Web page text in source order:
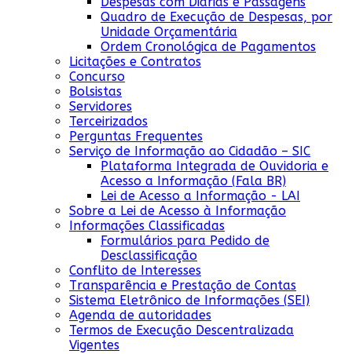
Quadro de Execução de Despesas, por
Unidade Orçamentária
Ordem Cronológica de Pagamentos
Licitações e Contratos
Concurso
Bolsistas
Servidores
Terceirizados
Perguntas Frequentes
Serviço de Informação ao Cidadão – SIC
Plataforma Integrada de Ouvidoria e
Acesso a Informação (Fala BR)
Lei de Acesso a Informação - LAI
Sobre a Lei de Acesso à Informação
Informações Classificadas
Formulários para Pedido de
Desclassificação
Conflito de Interesses
Transparência e Prestação de Contas
Sistema Eletrônico de Informações (SEI)
Agenda de autoridades
Termos de Execução Descentralizada
Vigentes